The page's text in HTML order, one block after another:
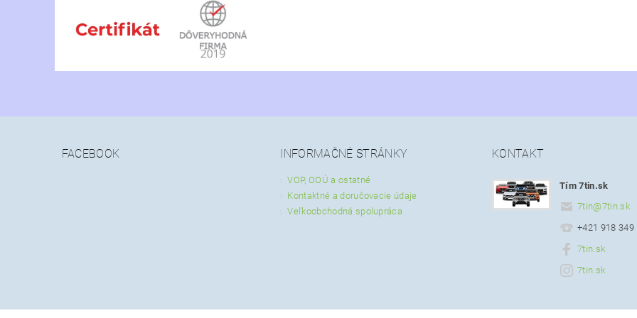
FACEBOOK INFORMAČNÉ STRÁNKY
VOP, OOÚ a ostatné
Kontaktné a doručovacie údaje
Veľkoobchodná spolupráca
KONTAKT
Tím 7tin.sk
7tin@7tin.sk
+421 918 349
7tin.sk
7tin.sk